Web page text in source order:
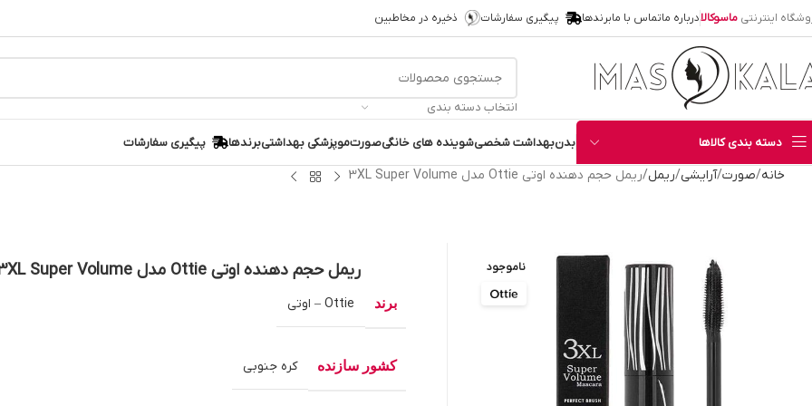
اینترنتی ماسوکالادرباره ماتماس با مابرندها پیگیری سفارشات ذخیره در مخاطبین
انتخاب دسته بندی
دسته بندی کالاها بدنبهداشت شخصیشوینده های خانگیصورتموپزشکی بهداشتیبرندها پیگیری سفارشات
خانه صورت آرایشی ریمل ریمل حجم دهنده اوتی Ottie مدل 3XL Super Volume
ناموجود ریمل حجم دهنده اوتی Ottie مدل 3XL Super Volume
برند Ottie – اوتی
کشور سازنده کره جنوبی